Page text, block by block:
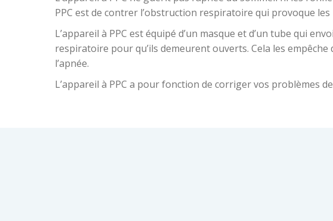
PPC est de contrer l’obstruction respiratoire qui provoque les
L’appareil à PPC est équipé d’un masque et d’un tube qui
respiratoire pour qu’ils demeurent ouverts. Cela les
l’apnée.
L’appareil à PPC a pour fonction de corriger vos problèmes